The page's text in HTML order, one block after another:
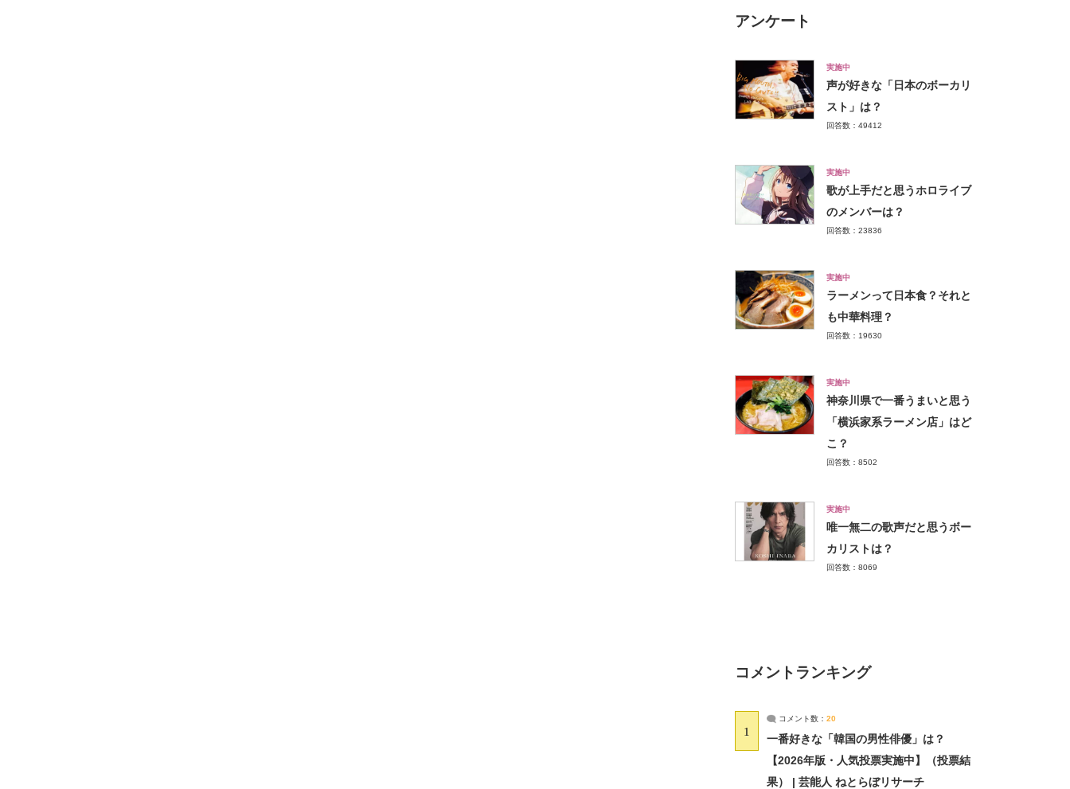
アンケート
実施中
声が好きな「日本のボーカリ
スト」は？
回答数：49412
実施中
歌が上手だと思うホロライブ
のメンバーは？
回答数：23836
実施中
ラーメンって日本食？それと
も中華料理？
回答数：19630
実施中
神奈川県で一番うまいと思う
「横浜家系ラーメン店」はど
こ？
回答数：8502
実施中
唯一無二の歌声だと思うボー
カリストは？
回答数：8069
コメントランキング
1
コメント数： 20
一番好きな「韓国の男性俳優」は？
【2026年版・人気投票実施中】（投票結
果） | 芸能人 ねとらぼリサーチ